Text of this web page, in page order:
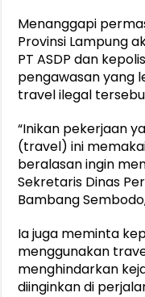
Menanggapi
Provinsi Lampung
PT ASDP dan
pengawasan yang
travel ilegal
“Inikan pekerjaan
(travel) ini
beralasan ingin
Sekretaris Dinas
Bambang
Ia juga meminta
menggunakan
menghindarkan
diinginkan di